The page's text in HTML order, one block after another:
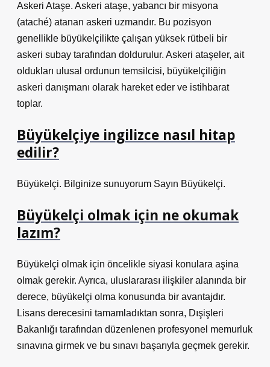
Askeri Ataşe. Askeri ataşe, yabancı bir misyona
(ataché) atanan askeri uzmandır. Bu pozisyon
genellikle büyükelçilikte çalışan yüksek rütbeli bir
askeri subay tarafından doldurulur. Askeri ataşeler, ait
oldukları ulusal ordunun temsilcisi, büyükelçiliğin
askeri danışmanı olarak hareket eder ve istihbarat
toplar.
Büyükelçiye ingilizce nasıl hitap
edilir?
Büyükelçi. Bilginize sunuyorum Sayın Büyükelçi.
Büyükelçi olmak için ne okumak
lazım?
Büyükelçi olmak için öncelikle siyasi konulara aşina
olmak gerekir. Ayrıca, uluslararası ilişkiler alanında bir
derece, büyükelçi olma konusunda bir avantajdır.
Lisans derecesini tamamladıktan sonra, Dışişleri
Bakanlığı tarafından düzenlenen profesyonel memurluk
sınavına girmek ve bu sınavı başarıyla geçmek gerekir.